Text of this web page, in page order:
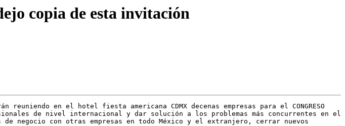
copia de esta invitación
en el hotel fiesta americana CDMX decenas empresas para el CONGRESO
de nivel internacional y dar solución a los problemas más concurrentes en el
negocio con otras empresas en todo México y el extranjero, cerrar nuevos